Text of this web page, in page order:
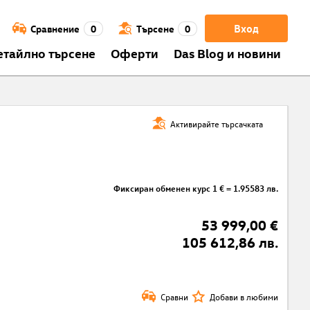
Вход
Сравнение 0 Търсене 0
търсене Оферти Das Blog и новини
Активирайте търсачката
Фиксиран обменен курс 1 € = 1.95583 лв.
53 999,00 €
105 612,86 лв.
Сравни Добави в любими